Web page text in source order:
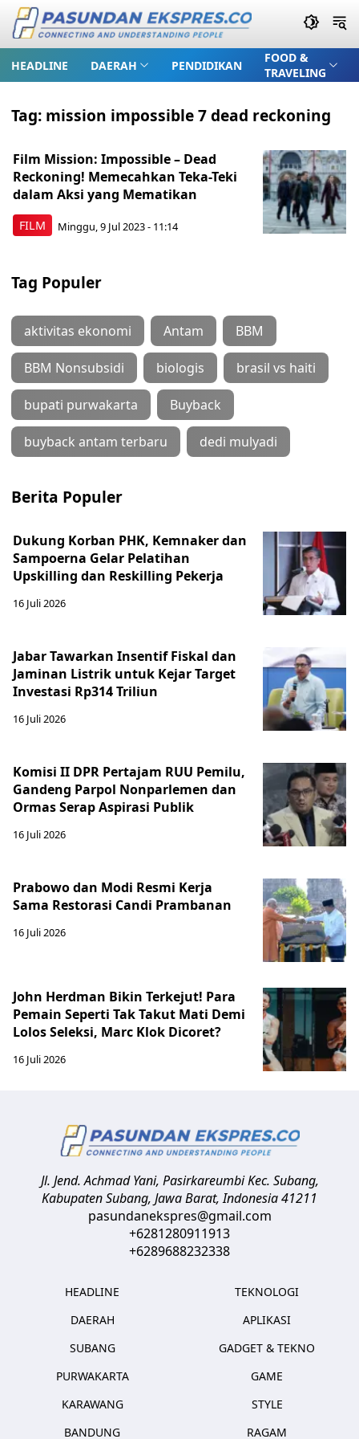
HEADLINE DAERAH PENDIDIKAN
FOOD &
TRAVELING
Tag: mission impossible 7 dead reckoning
FILM
Film Mission: Impossible – Dead
Reckoning! Memecahkan Teka-Teki
dalam Aksi yang Mematikan
Minggu, 9 Jul 2023 - 11:14
Tag Populer
aktivitas ekonomi Antam BBM
BBM Nonsubsidi biologis brasil vs haiti
bupati purwakarta Buyback
buyback antam terbaru dedi mulyadi
Berita Populer
Dukung Korban PHK, Kemnaker dan
Sampoerna Gelar Pelatihan
Upskilling dan Reskilling Pekerja
16 Juli 2026
Jabar Tawarkan Insentif Fiskal dan
Jaminan Listrik untuk Kejar Target
Investasi Rp314 Triliun
16 Juli 2026
Komisi II DPR Pertajam RUU Pemilu,
Gandeng Parpol Nonparlemen dan
Ormas Serap Aspirasi Publik
16 Juli 2026
Prabowo dan Modi Resmi Kerja
Sama Restorasi Candi Prambanan
16 Juli 2026
John Herdman Bikin Terkejut! Para
Pemain Seperti Tak Takut Mati Demi
Lolos Seleksi, Marc Klok Dicoret?
16 Juli 2026
Jl. Jend. Achmad Yani, Pasirkareumbi Kec. Subang,
Kabupaten Subang, Jawa Barat,Indonesia41211
pasundanekspres@gmail.com
+6281280911913
+6289688232338
HEADLINE
DAERAH
SUBANG
PURWAKARTA
KARAWANG
BANDUNG
TEKNOLOGI
APLIKASI
GADGET & TEKNO
GAME
STYLE
RAGAM